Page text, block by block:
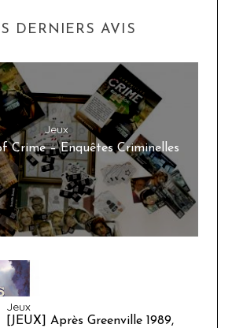
DERNIERS AVIS
Jeux
Crime – Enquêtes Criminelles
Jeux
[JEUX] Après Greenville 1989,